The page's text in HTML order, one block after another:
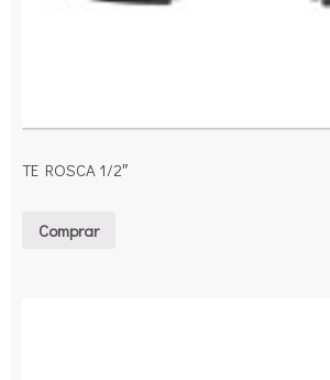
TE ROSCA 1/2″
Comprar